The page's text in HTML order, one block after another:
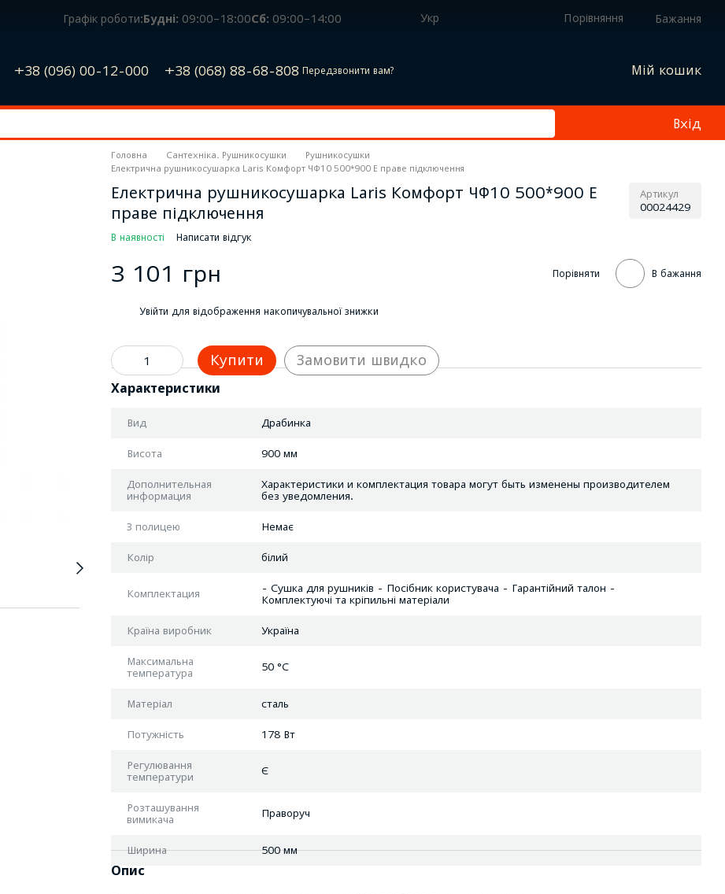
Графік роботи:Будні: 09:00–18:00Сб: 09:00–14:00 Укр Порівняння Бажання
+38 (096) 00-12-000 +38 (068) 88-68-808 Передзвонити вам? Мій кошик
Вхід
Головна Сантехніка. Рушникосушки
Рушникосушки
Електрична рушникосушарка Laris Комфорт ЧФ10 500*900 Е праве підключення
Електрична рушникосушарка Laris Комфорт ЧФ10 500*900 Е
праве підключення
Артикул
00024429
В наявності Написати відгук
3 101 грн Порівняти В бажання
Увійти для відображення накопичувальної знижки
Купити Замовити швидко
Характеристики
Вид Драбинка
Висота 900 мм
Дополнительная
информация
Характеристики и комплектация товара могут быть изменены производителем
без уведомления.
З полицею Немає
Колір білий
Комплектация
- Сушка для рушників - Посібник користувача - Гарантійний талон -
Комплектуючі та кріпильні матеріали
Країна виробник Україна
Максимальна
температура
50 °C
Матеріал сталь
Потужність 178 Вт
Регулювання
температури
Є
Розташування
вимикача
Праворуч
Ширина 500 мм
Опис